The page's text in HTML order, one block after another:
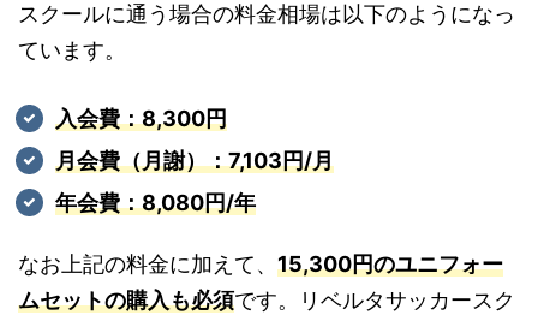
スクールに通う場合の料金相場は以下のようになっ
ています。
入会費：8,300円
月会費（月謝）：7,103円/月
年会費：8,080円/年
なお上記の料金に加えて、 15,300円のユニフォー
ムセットの購入も必須です。リベルタサッカースク